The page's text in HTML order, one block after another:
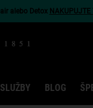
alebo Detox NAKUPUJTE
SLUŽBY BLOG